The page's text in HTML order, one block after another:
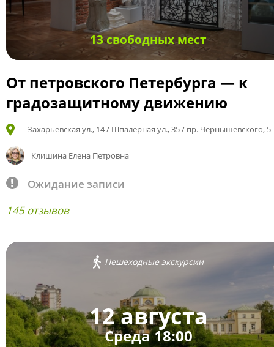
13 свободных мест
От петровского Петербурга — к
градозащитному движению
Захарьевская ул., 14 / Шпалерная ул., 35 / пр. Чернышевского, 5
Клишина Елена Петровна
Ожидание записи
145 отзывов
Пешеходные экскурсии
12 августа
Среда 18:00